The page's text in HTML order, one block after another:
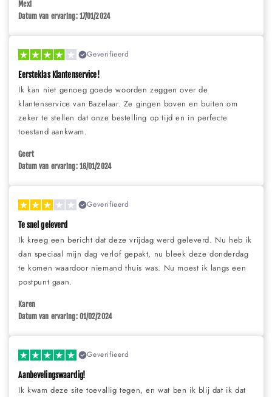
Mexi
Datum van ervaring: 17/01/2024
Geverifieerd
Eersteklas Klantenservice!
Ik kan niet genoeg goede woorden zeggen over de
klantenservice van Bazelaar. Ze gingen boven en buiten om
zeker te stellen dat onze bestelling op tijd en in perfecte
toestand aankwam.
Geert
Datum van ervaring: 16/01/2024
Geverifieerd
Te snel geleverd
Ik kreeg een bericht dat deze vrijdag werd geleverd. Nu heb ik
dan speciaal mijn dag verlof gepakt, nu bleek deze donderdag
te komen waardoor niemand thuis was. Nu moest ik langs een
postpunt gaan.
Karen
Datum van ervaring: 01/02/2024
Geverifieerd
Aanbevelingswaardig!
Ik kwam deze site toevallig tegen, en wat ben ik blij dat ik dat